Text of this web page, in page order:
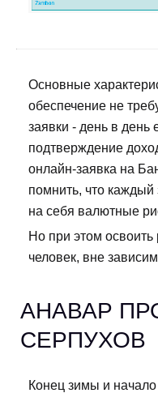
Основные
обеспечение не
заявки - день в день
подтверждение
онлайн-заявка на
помнить, что
на себя валютные
Но при этом
человек, вне
АНАВАР
СЕРПУХОВ
Конец зимы и